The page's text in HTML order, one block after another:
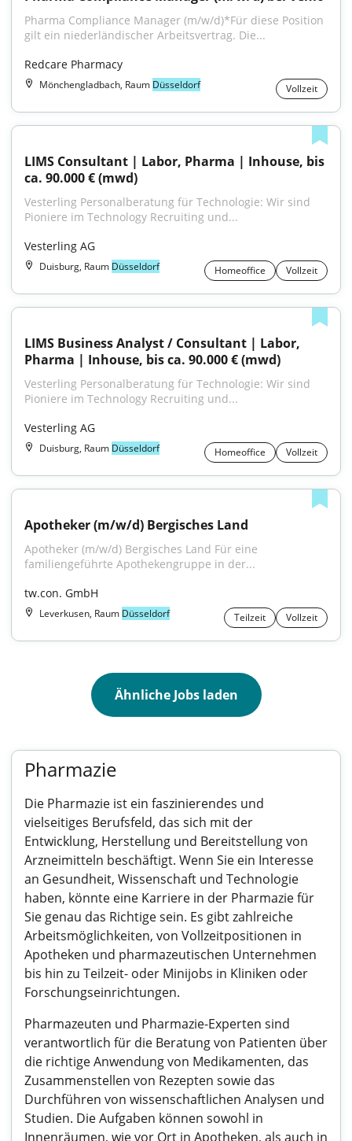
Pharma Compliance Manager (m/w/d)*Für diese Position
gilt ein niederländischer Arbeitsvertrag. Die...
Redcare Pharmacy
Mönchengladbach, Raum Düsseldorf Vollzeit
LIMS Consultant | Labor, Pharma | Inhouse, bis
ca. 90.000 € (mwd)
Vesterling Personalberatung für Technologie: Wir sind
Pioniere im Technology Recruiting und...
Vesterling AG
Duisburg, Raum Düsseldorf Homeoffice Vollzeit
LIMS Business Analyst / Consultant | Labor,
Pharma | Inhouse, bis ca. 90.000 € (mwd)
Vesterling Personalberatung für Technologie: Wir sind
Pioniere im Technology Recruiting und...
Vesterling AG
Duisburg, Raum Düsseldorf Homeoffice Vollzeit
Apotheker (m/w/d) Bergisches Land
Apotheker (m/w/d) Bergisches Land Für eine
familiengeführte Apothekengruppe in der...
tw.con. GmbH
Leverkusen, Raum Düsseldorf Teilzeit Vollzeit
Ähnliche Jobs laden
Pharmazie
Die Pharmazie ist ein faszinierendes und
vielseitiges Berufsfeld, das sich mit der
Entwicklung, Herstellung und Bereitstellung von
Arzneimitteln beschäftigt. Wenn Sie ein Interesse
an Gesundheit, Wissenschaft und Technologie
haben, könnte eine Karriere in der Pharmazie für
Sie genau das Richtige sein. Es gibt zahlreiche
Arbeitsmöglichkeiten, von Vollzeitpositionen in
Apotheken und pharmazeutischen Unternehmen
bis hin zu Teilzeit- oder Minijobs in Kliniken oder
Forschungseinrichtungen.
Pharmazeuten und Pharmazie-Experten sind
verantwortlich für die Beratung von Patienten über
die richtige Anwendung von Medikamenten, das
Zusammenstellen von Rezepten sowie das
Durchführen von wissenschaftlichen Analysen und
Studien. Die Aufgaben können sowohl in
Innenräumen, wie vor Ort in Apotheken, als auch in